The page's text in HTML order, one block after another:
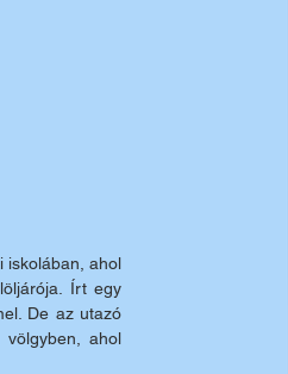
iskolában, ahol
Írt egy
De az utazó
ahol